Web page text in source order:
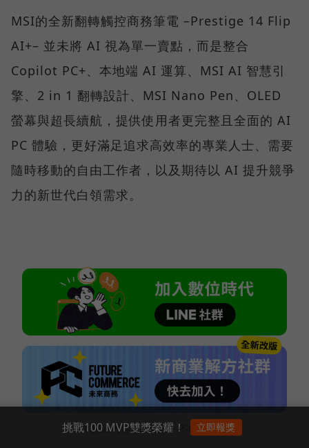
MSI的全新翻轉觸控商務筆電 –Prestige 14 Flip
AI+– 並未將 AI 視為單一賣點，而是整合
Copilot PC+、本地端 AI 運算、MSI AI 智慧引
擎、2 in 1 翻轉設計、MSI Nano Pen、OLED
螢幕與超長續航，提供使用者更完整且全面的 AI
PC 體驗，更好滿足追求高效率的專業人士、需要
隨時移動的自由工作者，以及期待以 AI 提升競爭
力的新世代白領需求。
本網站內容未經允許，不得轉載。
挑戰100 MVP雙獎榮耀！ 立即報獎